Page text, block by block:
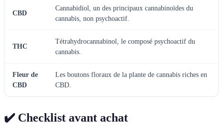
CBD
Cannabidiol, un des principaux cannabinoïdes du
cannabis, non psychoactif.
THC
Tétrahydrocannabinol, le composé psychoactif du
cannabis.
Fleur de
CBD
Les boutons floraux de la plante de cannabis riches en
CBD.
✔️ Checklist avant achat